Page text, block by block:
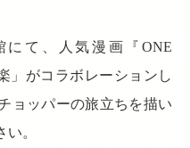
て、人気漫画『ONE
」がコラボレーションし
ョッパーの旅立ちを描い
。